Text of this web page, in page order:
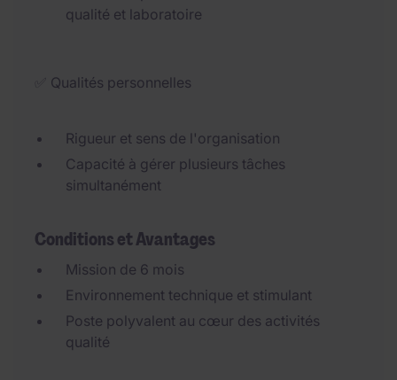
qualité et laboratoire
✅ Qualités personnelles
Rigueur et sens de l'organisation
Capacité à gérer plusieurs tâches
simultanément
Conditions et Avantages
Mission de 6 mois
Environnement technique et stimulant
Poste polyvalent au cœur des activités
qualité